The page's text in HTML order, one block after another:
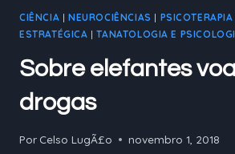
CIÊNCIA | NEUROCIÊNCIAS | PSICOTERAPIA
ESTRATÉGICA |TANATOLOGIA E
Sobre elefantes
drogas
Por Celso LugÃ£o novembro 1, 2018